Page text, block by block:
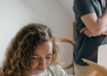
Bedrijven
Over ons